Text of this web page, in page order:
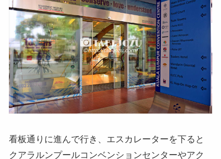
看板通りに進んで行き、エスカレーターを下ると
クアラルンプールコンベンションセンターやアク